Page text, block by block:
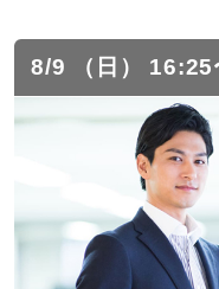
8/9 （日） 16:25